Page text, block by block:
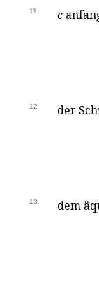
11 c
12 der
13 dem